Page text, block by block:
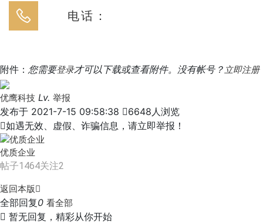
电话：
附件： 您需要登录才可以下载或查看附件。没有帐号？ 立即注册
优鹰科技 Lv. 举报
发布于 2021-7-15 09:58:38 6648人浏览
如遇无效、虚假、诈骗信息，请立即举报！
优质企业
帖子1464关注2
返回本版
全部回复0 看全部
 暂无回复，精彩从你开始